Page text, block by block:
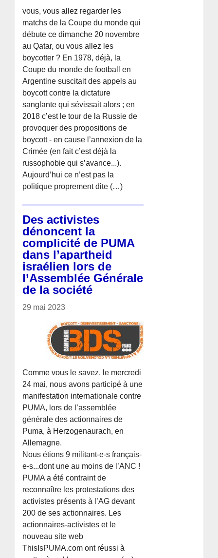
vous, vous allez regarder les
matchs de la Coupe du monde qui
débute ce dimanche 20 novembre
au Qatar, ou vous allez les
boycotter ? En 1978, déjà, la
Coupe du monde de football en
Argentine suscitait des appels au
boycott contre la dictature
sanglante qui sévissait alors ; en
2018 c’est le tour de la Russie de
provoquer des propositions de
boycott - en cause l’annexion de la
Crimée (en fait c’est déjà la
russophobie qui s’avance...).
Aujourd’hui ce n’est pas la
politique proprement dite (…)
Des activistes
dénoncent la
complicité de PUMA
dans l’apartheid
israélien lors de
l’Assemblée Générale
de la société
29 mai 2023
Comme vous le savez, le mercredi
24 mai, nous avons participé à une
manifestation internationale contre
PUMA, lors de l’assemblée
générale des actionnaires de
Puma, à Herzogenaurach, en
Allemagne.
Nous étions 9 militant-e-s français-
e-s...dont une au moins de l’ANC !
PUMA a été contraint de
reconnaître les protestations des
activistes présents à l’AG devant
200 de ses actionnaires. Les
actionnaires-activistes et le
nouveau site web
ThisIsPUMA.com ont réussi à